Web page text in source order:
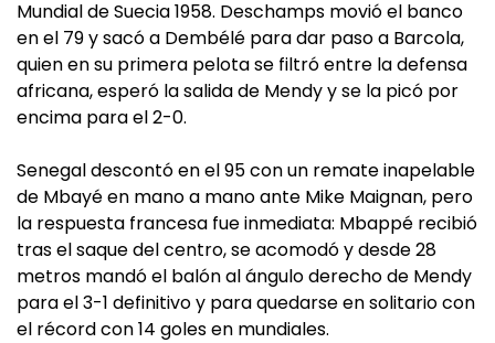
Mundial de Suecia 1958. Deschamps movió el banco
en el 79 y sacó a Dembélé para dar paso a Barcola,
quien en su primera pelota se filtró entre la defensa
africana, esperó la salida de Mendy y se la picó por
encima para el 2-0.
Senegal descontó en el 95 con un remate inapelable
de Mbayé en mano a mano ante Mike Maignan, pero
la respuesta francesa fue inmediata: Mbappé recibió
tras el saque del centro, se acomodó y desde 28
metros mandó el balón al ángulo derecho de Mendy
para el 3-1 definitivo y para quedarse en solitario con
el récord con 14 goles en mundiales.